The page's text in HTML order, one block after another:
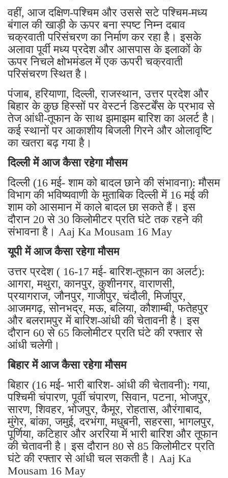
वहीं, आज दक्षिण-पश्चिम और उससे सटे पश्चिम-मध्य
बंगाल की खाड़ी के ऊपर बना स्पष्ट निम्न दबाव
चक्रवाती परिसंचरण का निर्माण कर रहा है। इसके
अलावा पूर्वी मध्य प्रदेश और आसपास के इलाकों के
ऊपर निचले क्षोभमंडल में एक ऊपरी चक्रवाती
परिसंचरण स्थित है।
पंजाब, हरियाणा, दिल्ली, राजस्थान, उत्तर प्रदेश और
बिहार के कुछ हिस्सों पर वेस्टर्न डिस्टर्बेंस के प्रभाव से
तेज आंधी-तूफान के साथ झमाझम बारिश का अलर्ट है।
कई स्थानों पर आकाशीय बिजली गिरने और ओलावृष्टि
का खतरा बढ़ गया है।
दिल्ली में आज कैसा रहेगा मौसम
दिल्ली (16 मई- शाम को बादल छाने की संभावना): मौसम
विभाग की भविष्यवाणी के मुताबिक दिल्ली में 16 मई की
शाम को आसमान में काले बादल छा सकते हैं। इस
दौरान 20 से 30 किलोमीटर प्रति घंटे तक रहने की
संभावना है। Aaj Ka Mousam 16 May
यूपी में आज कैसा रहेगा मौसम
उत्तर प्रदेश ( 16-17 मई- बारिश-तूफान का अलर्ट):
आगरा, मथुरा, कानपुर, कुशीनगर, वाराणसी,
प्रयागराज, जौनपुर, गाजीपुर, चंदौली, मिर्जापुर,
आजमगढ़, सोनभद्र, मऊ, बलिया, कौशाम्बी, फतेहपुर
और बलरामपुर में बारिश-आंधी की चेतावनी है। इस
दौरान 60 से 65 किलोमीटर प्रति घंटे की रफ्तार से
आंधी चलेगी।
बिहार में आज कैसा रहेगा मौसम
बिहार (16 मई- भारी बारिश- आंधी की चेतावनी): गया,
पश्चिमी चंपारण, पूर्वी चंपारण, सिवान, पटना, भोजपुर,
सारण, शिवहर, भोजपुर, कैमूर, रोहतास, औरंगाबाद,
मुंगेर, बांका, जमुई, दरभंगा, मधुबनी, सहरसा, भागलपुर,
पूर्णिया, कटिहार और अररिया में भारी बारिश और तूफान
की चेतावनी है। इस दौरान 80 से 85 किलोमीटर प्रति
घंटे की रफ्तार से आंधी चल सकती है। Aaj Ka
Mousam 16 May